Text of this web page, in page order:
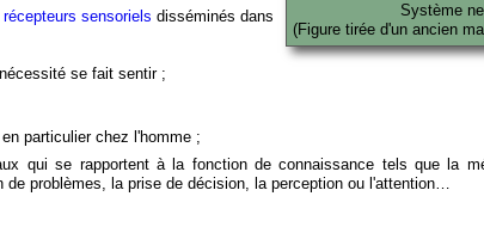
Système
(Figure tirée d'un ancien
récepteurs sensoriels disséminés dans
se fait sentir ;
particulier chez l'homme ;
qui se rapportent à la fonction de connaissance tels que la
problèmes, la prise de décision, la perception ou l'attention…